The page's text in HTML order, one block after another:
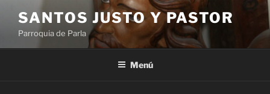
contenido
SANTOS JUSTO Y PASTOR
Parroquia de Parla
Menú